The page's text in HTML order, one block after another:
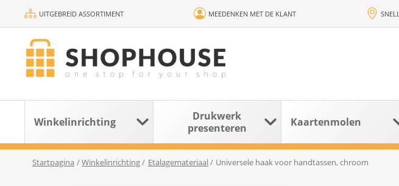
UITGEBREID ASSORTIMENT MEEDENKEN MET DE KLANT
Winkelinrichting
Drukwerk
presenteren
Kaartenmolen
Startpagina /Winkelinrichting/ Etalagemateriaal / Universele haak voor handtassen, chroom